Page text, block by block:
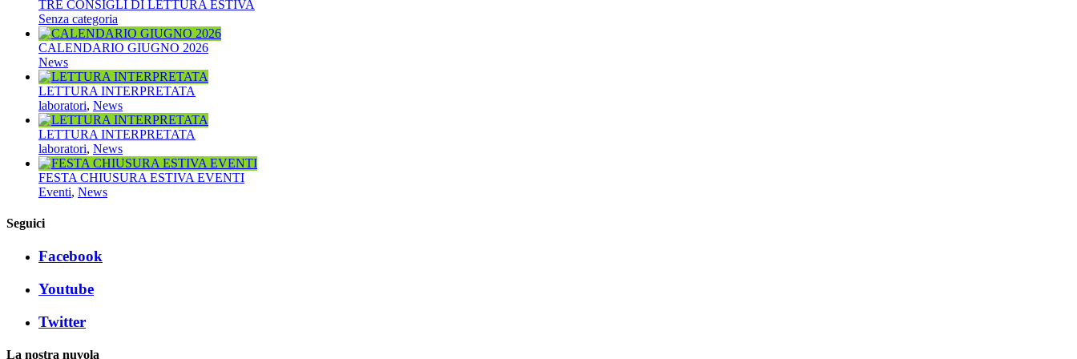
TRE CONSIGLI DI LETTURA ESTIVA
Senza categoria
CALENDARIO GIUGNO 2026
News
LETTURA INTERPRETATA
laboratori, News
LETTURA INTERPRETATA
laboratori, News
FESTA CHIUSURA ESTIVA EVENTI
Eventi, News
Seguici
Facebook
Youtube
Twitter
La nostra nuvola